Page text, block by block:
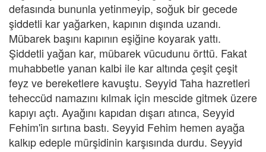
defasında bununla yetinmeyip, soğuk bir gecede
şiddetli kar yağarken, kapının dışında uzandı.
Mübarek başını kapının eşiğine koyarak yattı.
Şiddetli yağan kar, mübarek vücudunu örttü. Fakat
muhabbetle yanan kalbi ile kar altında çeşit çeşit
feyz ve bereketlere kavuştu. Seyyid Taha hazretleri
teheccüd namazını kılmak için mescide gitmek üzere
kapıyı açtı. Ayağını kapıdan dışarı atınca, Seyyid
Fehim'in sırtına bastı. Seyyid Fehim hemen ayağa
kalkıp edeple mürşidinin karşısında durdu. Seyyid